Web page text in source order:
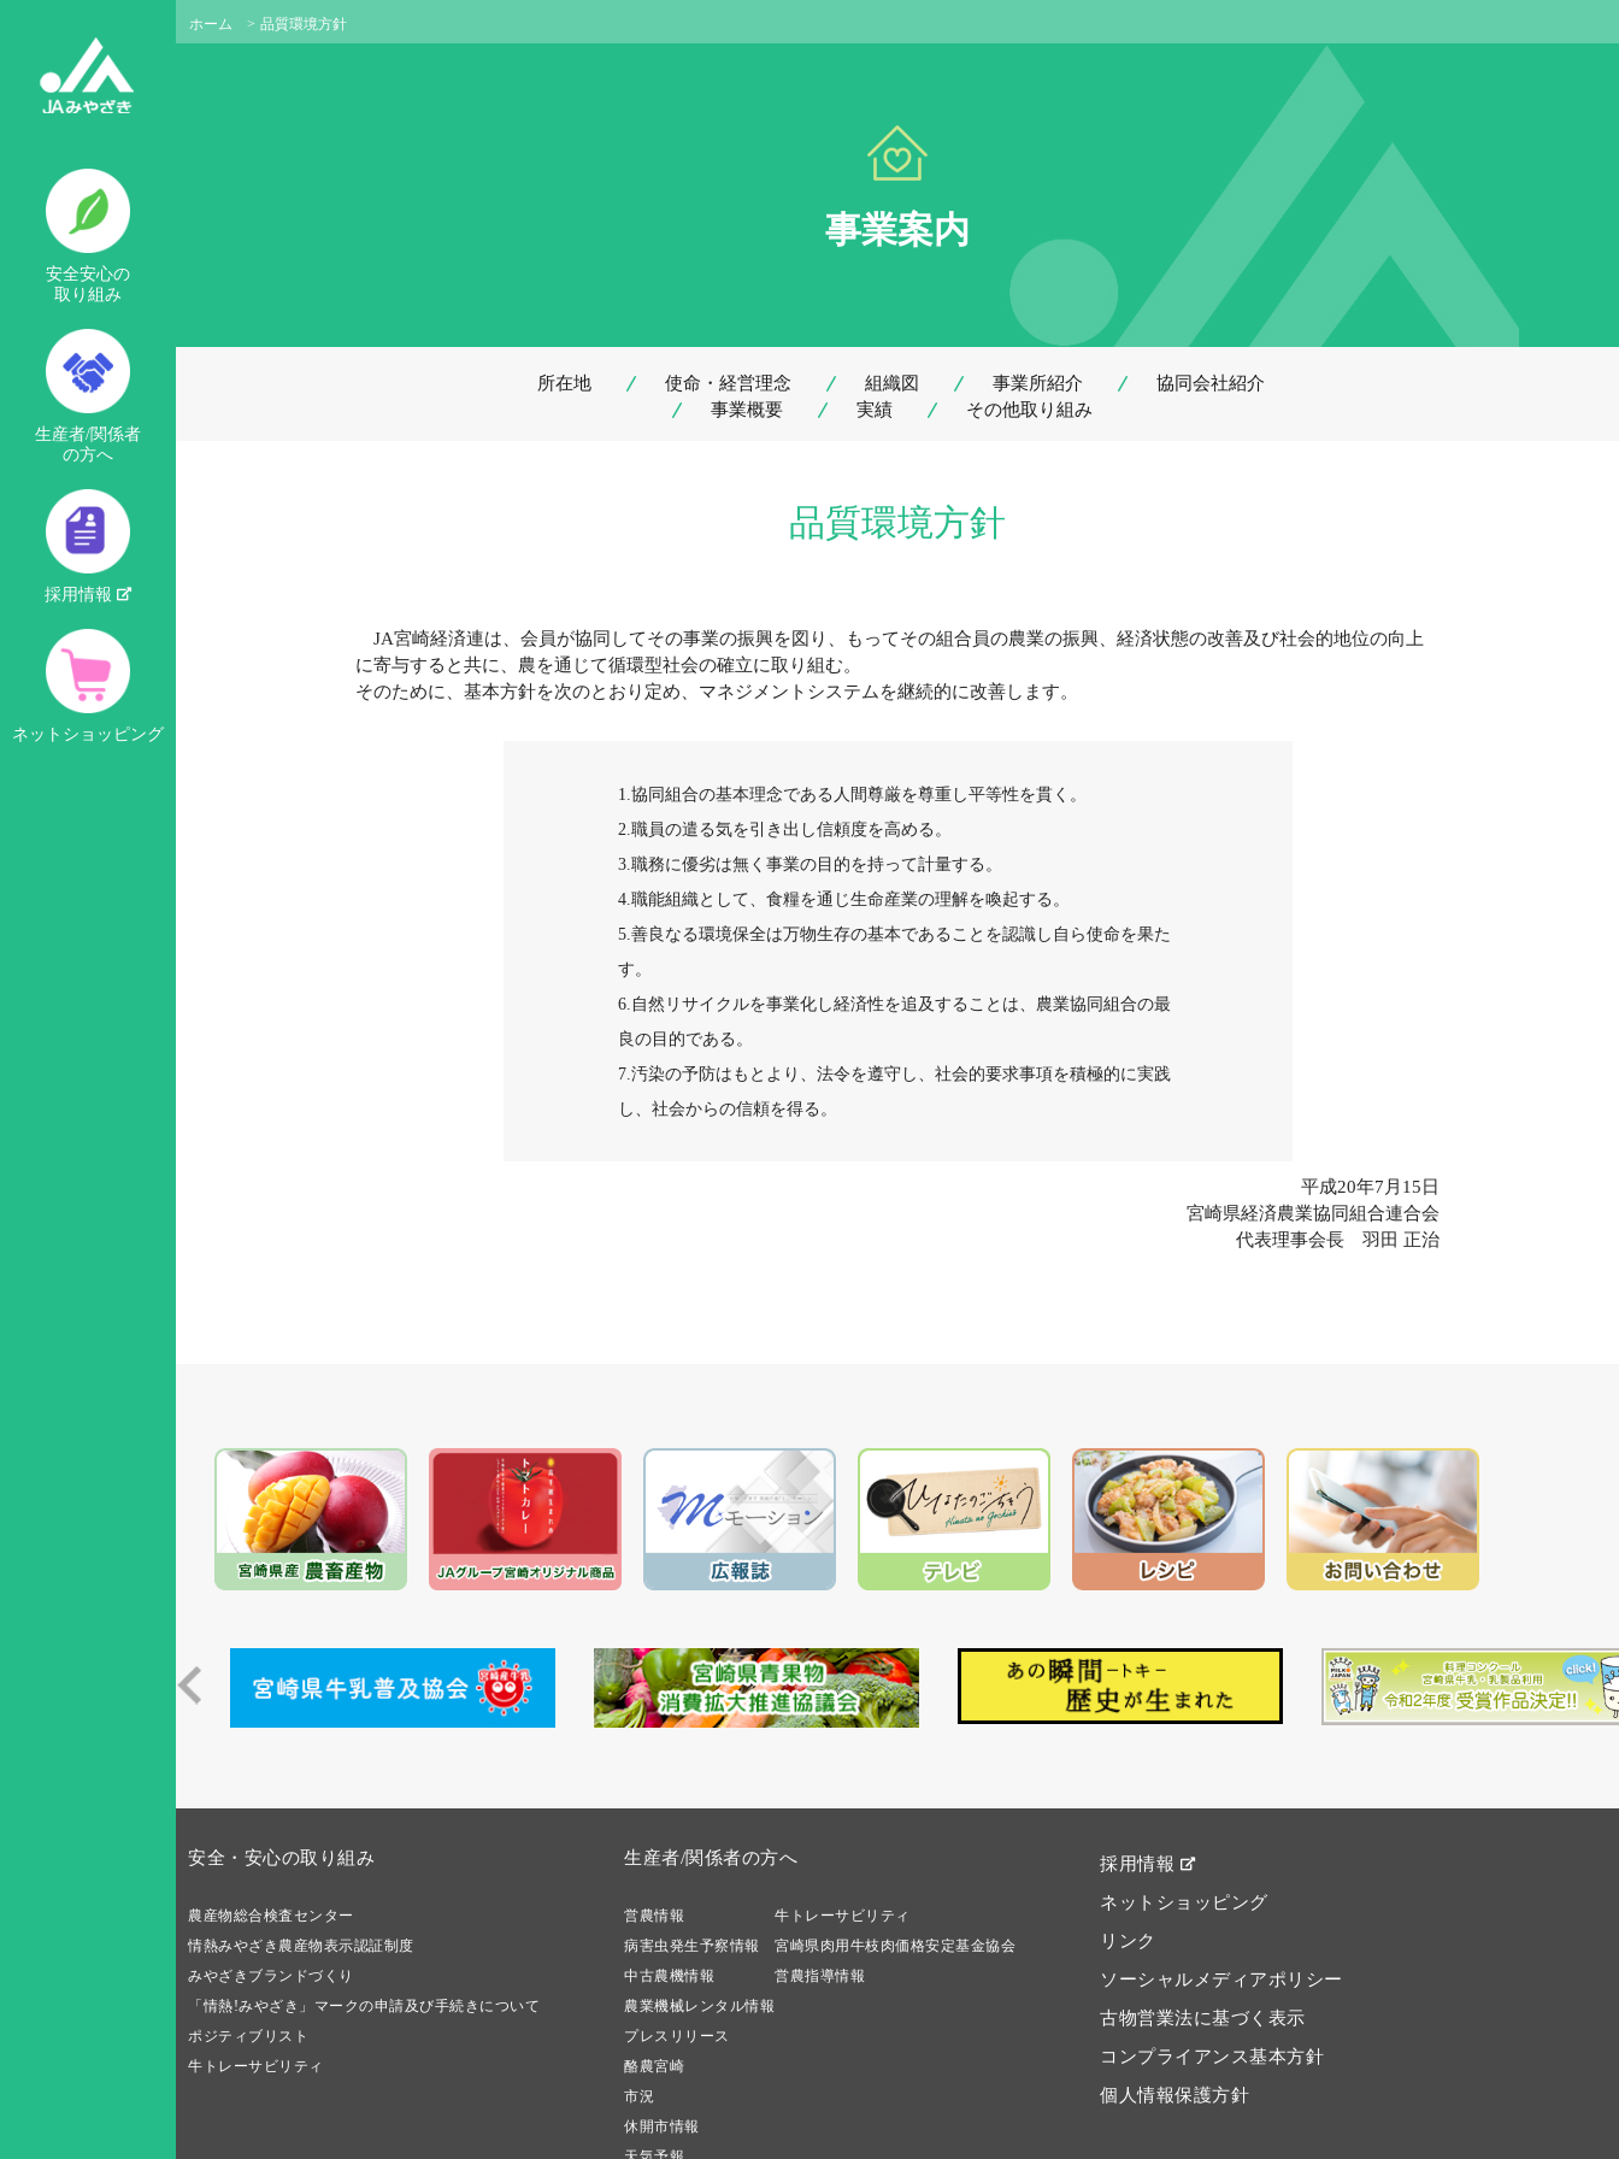
安全安心の
取り組み
生産者/関係者
の方へ
採用情報
ネットショッピング
ホーム > 品質環境方針
事業案内
所在地 使命・経営理念 組織図 事業所紹介
協同会社紹介
事業概要
実績 その他取り組み
品質環境方針
JA宮崎経済連は、会員が協同してその事業の振興を図り、もってその組合員の農業の振興、経済状態の改善及び社会的地位の向上
に寄与すると共に、農を通じて循環型社会の確立に取り組む。
そのために、基本方針を次のとおり定め、マネジメントシステムを継続的に改善します。
1.協同組合の基本理念である人間尊厳を尊重し平等性を貫く。
2.職員の遣る気を引き出し信頼度を高める。
3.職務に優劣は無く事業の目的を持って計量する。
4.職能組織として、食糧を通じ生命産業の理解を喚起する。
5.善良なる環境保全は万物生存の基本であることを認識し自ら使命を果た
す。
6.自然リサイクルを事業化し経済性を追及することは、農業協同組合の最
良の目的である。
7.汚染の予防はもとより、法令を遵守し、社会的要求事項を積極的に実践
し、社会からの信頼を得る。
平成20年7月15日
宮崎県経済農業協同組合連合会
代表理事会長 羽田 正治
安全・安心の取り組み
農産物総合検査センター
情熱みやざき農産物表示認証制度
みやざきブランドづくり
「情熱!みやざき」マークの申請及び手続きについて
ポジティブリスト
牛トレーサビリティ
生産者/関係者の方へ
営農情報
病害虫発生予察情報
中古農機情報
農業機械レンタル情報
プレスリリース
酪農宮崎
市況
休開市情報
牛トレーサビリティ
宮崎県肉用牛枝肉価格安定基金協会
営農指導情報
採用情報
ネットショッピング
リンク
ソーシャルメディアポリシー
古物営業法に基づく表示
コンプライアンス基本方針
個人情報保護方針